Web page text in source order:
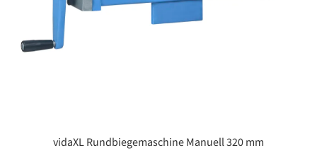
vidaXL Rundbiegemaschine Manuell 320 mm